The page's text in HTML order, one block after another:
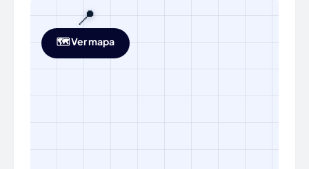
📍
🗺️ Ver mapa